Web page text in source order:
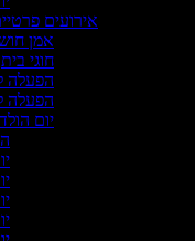
אירועים פרטיים
אמן
חוגי בית
הפעלה
הפעלה
יום הולדת
יום
יום
יום
יום